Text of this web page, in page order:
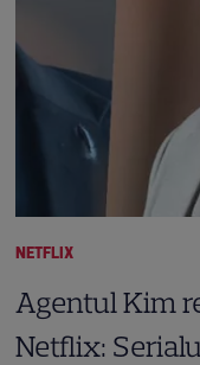
NETFLIX
Agentul Kim
Netflix: